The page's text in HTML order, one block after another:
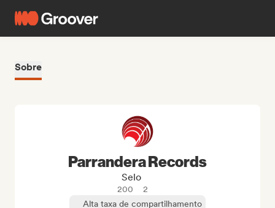
Sobre
Parrandera Records
Selo
200
2
Alta taxa de compartilhamento